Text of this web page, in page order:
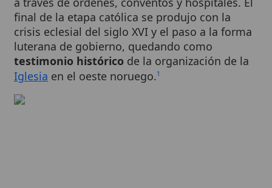
luterana de gobierno, quedando como
testimonio históricode la organización de la
Iglesia en el oeste noruego.1